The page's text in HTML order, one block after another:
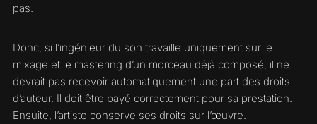
pas.
Donc, si l’ingénieur du son travaille uniquement sur le
mixage et le mastering d’un morceau déjà composé, il ne
devrait pas recevoir automatiquement une part des droits
d’auteur. Il doit être payé correctement pour sa prestation.
Ensuite, l’artiste conserve ses droits sur l’œuvre.